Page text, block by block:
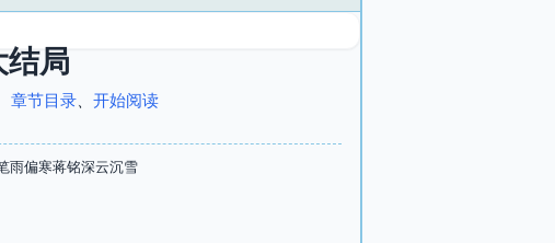
结局
章节目录、 开始阅读
雨偏寒蒋铭深云沉雪